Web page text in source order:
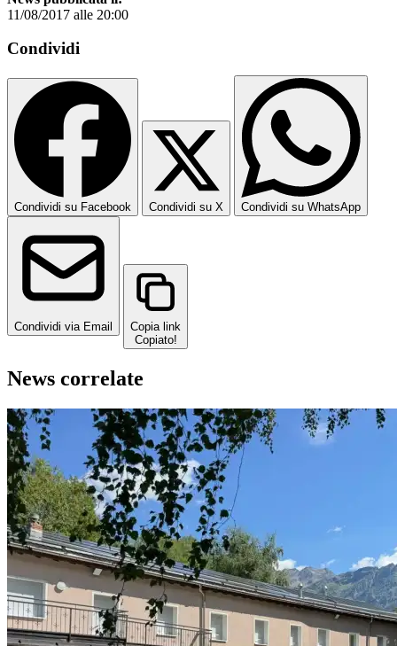
11/08/2017 alle 20:00
Condividi
Condividi su Facebook Condividi su X Condividi su WhatsApp
Condividi via Email
Copia link
Copiato!
News correlate